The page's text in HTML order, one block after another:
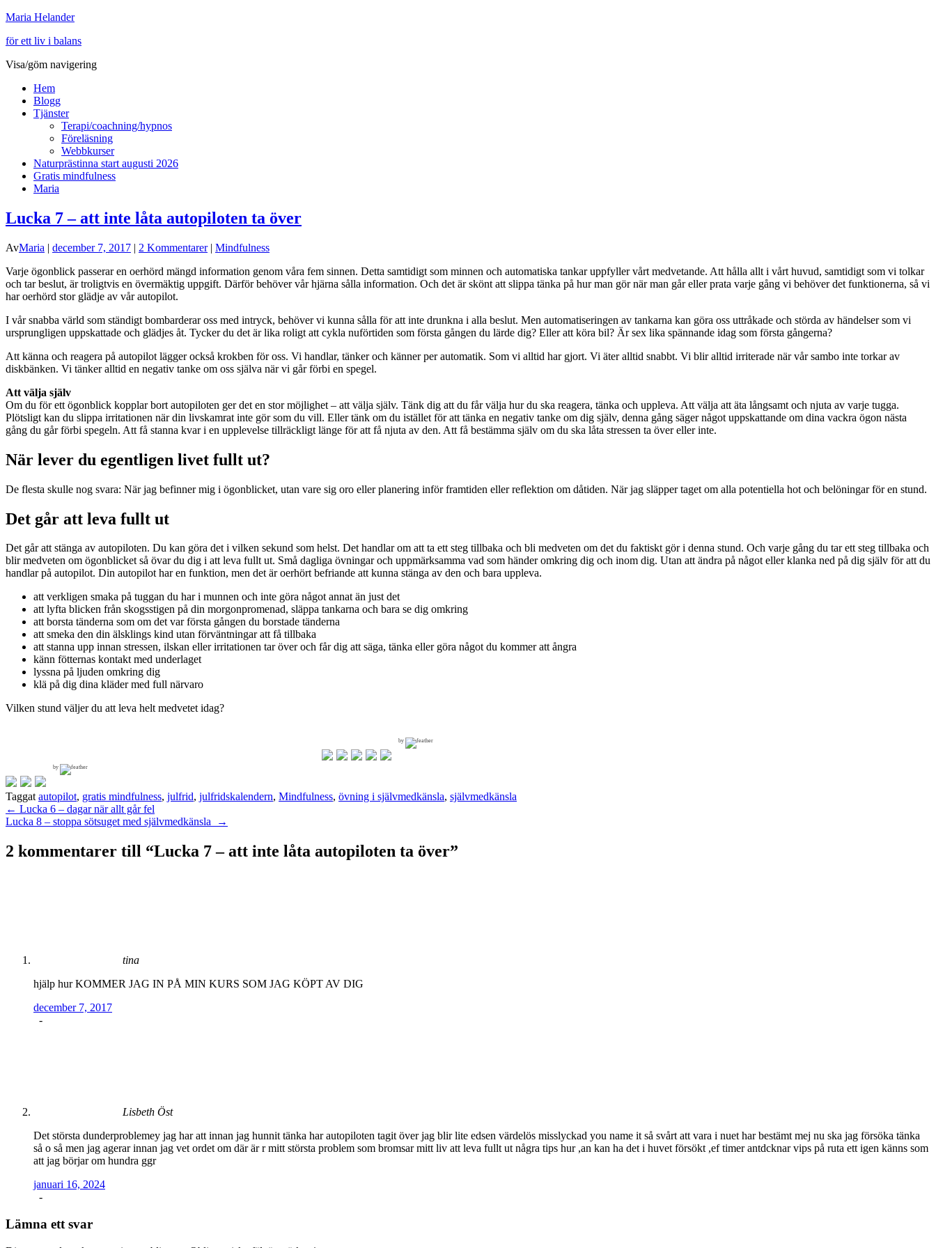
Maria Helander
för ett liv i balans
Visa/göm navigering
Hem
Blogg
Tjänster
Terapi/coachning/hypnos
Föreläsning
Webbkurser
Naturprästinna start augusti 2026
Gratis mindfulness
Maria
Lucka 7 – att inte låta autopiloten ta över
AvMaria | december 7, 2017 | 2 Kommentarer| Mindfulness
Varje ögonblick passerar en oerhörd mängd information genom våra fem sinnen. Detta samtidigt som minnen och automatiska tankar uppfyller vårt medvetande. Att hålla allt i vårt huvud, samtidigt som vi tolkar
och tar beslut, är troligtvis en övermäktig uppgift. Därför behöver vår hjärna sålla information. Och det är skönt att slippa tänka på hur man gör när man går eller prata varje gång vi behöver det funktionerna, så vi
har oerhörd stor glädje av vår autopilot.
I vår snabba värld som ständigt bombarderar oss med intryck, behöver vi kunna sålla för att inte drunkna i alla beslut. Men automatiseringen av tankarna kan göra oss uttråkade och störda av händelser som vi
ursprungligen uppskattade och glädjes åt. Tycker du det är lika roligt att cykla nuförtiden som första gången du lärde dig? Eller att köra bil? Är sex lika spännande idag som första gångerna?
Att känna och reagera på autopilot lägger också krokben för oss. Vi handlar, tänker och känner per automatik. Som vi alltid har gjort. Vi äter alltid snabbt. Vi blir alltid irriterade när vår sambo inte torkar av
diskbänken. Vi tänker alltid en negativ tanke om oss själva när vi går förbi en spegel.
Att välja själv
Om du för ett ögonblick kopplar bort autopiloten ger det en stor möjlighet – att välja själv. Tänk dig att du får välja hur du ska reagera, tänka och uppleva. Att välja att äta långsamt och njuta av varje tugga.
Plötsligt kan du slippa irritationen när din livskamrat inte gör som du vill. Eller tänk om du istället för att tänka en negativ tanke om dig själv, denna gång säger något uppskattande om dina vackra ögon nästa
gång du går förbi spegeln. Att få stanna kvar i en upplevelse tillräckligt länge för att få njuta av den. Att få bestämma själv om du ska låta stressen ta över eller inte.
När lever du egentligen livet fullt ut?
De flesta skulle nog svara: När jag befinner mig i ögonblicket, utan vare sig oro eller planering inför framtiden eller reflektion om dåtiden. När jag släpper taget om alla potentiella hot och belöningar för en stund.
Det går att leva fullt ut
Det går att stänga av autopiloten. Du kan göra det i vilken sekund som helst. Det handlar om att ta ett steg tillbaka och bli medveten om det du faktiskt gör i denna stund. Och varje gång du tar ett steg tillbaka och
blir medveten om ögonblicket så övar du dig i att leva fullt ut. Små dagliga övningar och uppmärksamma vad som händer omkring dig och inom dig. Utan att ändra på något eller klanka ned på dig själv för att du
handlar på autopilot. Din autopilot har en funktion, men det är oerhört befriande att kunna stänga av den och bara uppleva.
att verkligen smaka på tuggan du har i munnen och inte göra något annat än just det
att lyfta blicken från skogsstigen på din morgonpromenad, släppa tankarna och bara se dig omkring
att borsta tänderna som om det var första gången du borstade tänderna
att smeka den din älsklings kind utan förväntningar att få tillbaka
att stanna upp innan stressen, ilskan eller irritationen tar över och får dig att säga, tänka eller göra något du kommer att ångra
känn fötternas kontakt med underlaget
lyssna på ljuden omkring dig
klä på dig dina kläder med full närvaro
Vilken stund väljer du att leva helt medvetet idag?
by
by
Taggatautopilot, gratis mindfulness, julfrid, julfridskalendern, Mindfulness, övning i självmedkänsla, självmedkänsla
Inläggsnavigering
← Lucka 6 – dagar när allt går fel
Lucka 8 – stoppa sötsuget med självmedkänsla
→
2 kommentarer till “Lucka 7 – att inte låta autopiloten ta över”
tina
hjälp hur KOMMER JAG IN PÅ MIN KURS SOM JAG KÖPT AV DIG
december 7, 2017
-
Lisbeth Öst
Det största dunderproblemey jag har att innan jag hunnit tänka har autopiloten tagit över jag blir lite edsen värdelös misslyckad you name it så svårt att vara i nuet har bestämt mej nu ska jag försöka tänka
så o så men jag agerar innan jag vet ordet om där är r mitt största problem som bromsar mitt liv att leva fullt ut några tips hur ,an kan ha det i huvet försökt ,ef timer antdcknar vips på ruta ett igen känns som
att jag börjar om hundra ggr
januari 16, 2024
-
Lämna ett svar